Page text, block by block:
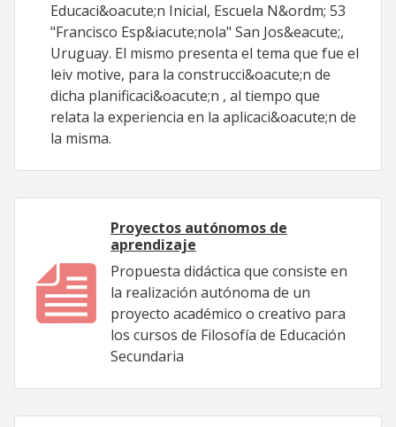
Educaci&oacute;n Inicial, Escuela N&ordm; 53
"Francisco Esp&iacute;nola" San Jos&eacute;,
Uruguay. El mismo presenta el tema que fue el
leiv motive, para la construcci&oacute;n de
dicha planificaci&oacute;n , al tiempo que
relata la experiencia en la aplicaci&oacute;n de
la misma.
Proyectos autónomos de
aprendizaje
Propuesta didáctica que consiste en
la realización autónoma de un
proyecto académico o creativo para
los cursos de Filosofía de Educación
Secundaria